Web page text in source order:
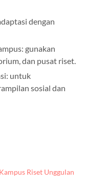
dengan
gunakan
dan pusat riset.
untuk
sosial dan
Riset Unggulan